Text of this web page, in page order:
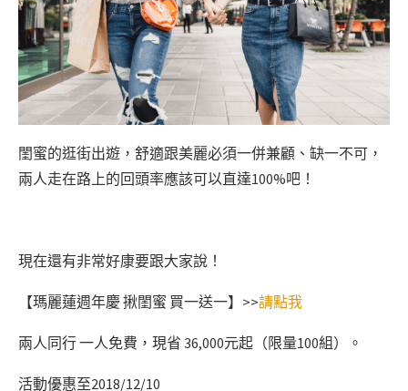
閨蜜的逛街出遊，舒適跟美麗必須一併兼顧、缺一不可，
兩人走在路上的回頭率應該可以直達100%吧！
現在還有非常好康要跟大家說！
【瑪麗蓮週年慶 揪閨蜜 買一送一】>>請點我
兩人同行 一人免費，現省 36,000元起（限量100組）。
活動優惠至2018/12/10